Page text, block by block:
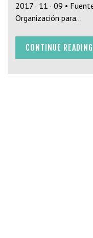
2017 · 11 · 09 •
Organización para…
CONTINUE